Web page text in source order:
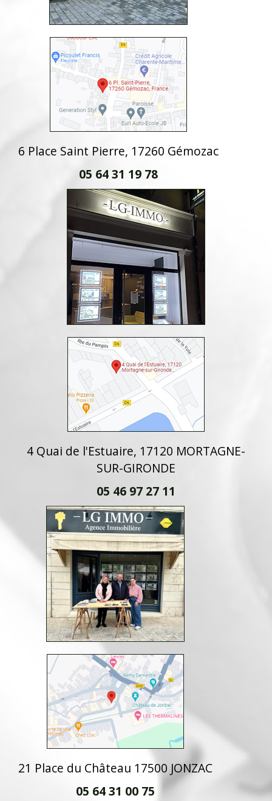
6 Place Saint Pierre, 17260 Gémozac
05 64 31 19 78
4 Quai de l'Estuaire, 17120 MORTAGNE-
SUR-GIRONDE
05 46 97 27 11
21 Place du Château 17500 JONZAC
05 64 31 00 75